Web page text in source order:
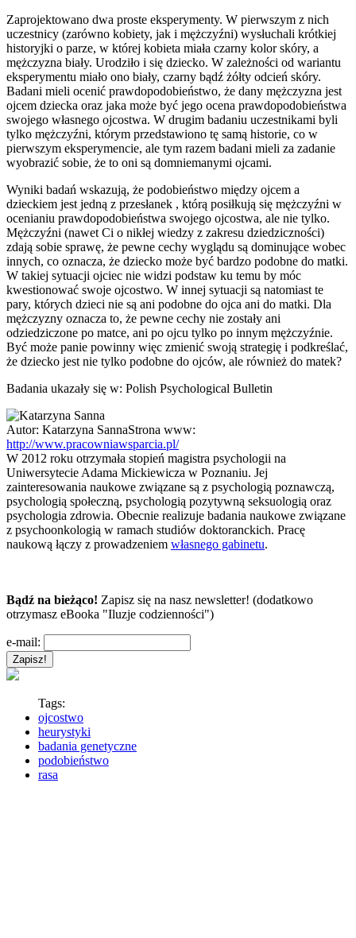
Zaprojektowano dwa proste eksperymenty. W pierwszym z nich
uczestnicy (zarówno kobiety, jak i mężczyźni) wysłuchali krótkiej
historyjki o parze, w której kobieta miała czarny kolor skóry, a
mężczyzna biały. Urodziło i się dziecko. W zależności od wariantu
eksperymentu miało ono biały, czarny bądź żółty odcień skóry.
Badani mieli ocenić prawdopodobieństwo, że dany mężczyzna jest
ojcem dziecka oraz jaka może być jego ocena prawdopodobieństwa
swojego własnego ojcostwa. W drugim badaniu uczestnikami byli
tylko mężczyźni, którym przedstawiono tę samą historie, co w
pierwszym eksperymencie, ale tym razem badani mieli za zadanie
wyobrazić sobie, że to oni są domniemanymi ojcami.
Wyniki badań wskazują, że podobieństwo między ojcem a
dzieckiem jest jedną z przesłanek , którą posiłkują się mężczyźni w
ocenianiu prawdopodobieństwa swojego ojcostwa, ale nie tylko.
Mężczyźni (nawet Ci o nikłej wiedzy z zakresu dziedziczności)
zdają sobie sprawę, że pewne cechy wyglądu są dominujące wobec
innych, co oznacza, że dziecko może być bardzo podobne do matki.
W takiej sytuacji ojciec nie widzi podstaw ku temu by móc
kwestionować swoje ojcostwo. W innej sytuacji są natomiast te
pary, których dzieci nie są ani podobne do ojca ani do matki. Dla
mężczyzny oznacza to, że pewne cechy nie zostały ani
odziedziczone po matce, ani po ojcu tylko po innym mężczyźnie.
Być może panie powinny więc zmienić swoją strategię i podkreślać,
że dziecko jest nie tylko podobne do ojców, ale również do matek?
Badania ukazały się w: Polish Psychological Bulletin
Autor: Katarzyna SannaStrona www:
http://www.pracowniawsparcia.pl/
W 2012 roku otrzymała stopień magistra psychologii na
Uniwersytecie Adama Mickiewicza w Poznaniu. Jej
zainteresowania naukowe związane są z psychologią poznawczą,
psychologią społeczną, psychologią pozytywną seksuologią oraz
psychologia zdrowia. Obecnie realizuje badania naukowe związane
z psychoonkologią w ramach studiów doktoranckich. Pracę
naukową łączy z prowadzeniem własnego gabinetu.
Bądź na bieżąco! Zapisz się na nasz newsletter! (dodatkowo
otrzymasz eBooka "Iluzje codzienności")
e-mail:
Tags:
ojcostwo
heurystyki
badania genetyczne
podobieństwo
rasa